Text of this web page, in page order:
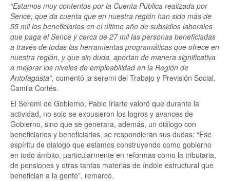
“Estamos muy contentos por la Cuenta Pública realizada por
Sence, que da cuenta que en nuestra región han sido más de
55 mil los beneficiarios en el último año de subsidios laborales
que paga el Sence y cerca de 27 mil las personas beneficiadas
a través de todas las herramientas programáticas que ofrece en
nuestra región, y que sin duda, aportan de manera significativa
a mejorar los niveles de empleabilidad en la Región de
Antofagasta”, comentó la seremi del Trabajo y Previsión Social,
Camila Cortés.
El Seremi de Gobierno, Pablo Iriarte valoró que durante la
actividad, no solo se expusieron los logros y avances de
Gobierno, sino que se generara, además, un diálogo con
beneficiarios y beneficiarias, se respondieran sus dudas: “Ese
espíritu de dialogo que estamos construyendo como gobierno
en todo ámbito, particularmente en reformas como la tributaria,
de pensiones y otras tantas materias de índole estructural que
benefician a la gente”, remarcó.